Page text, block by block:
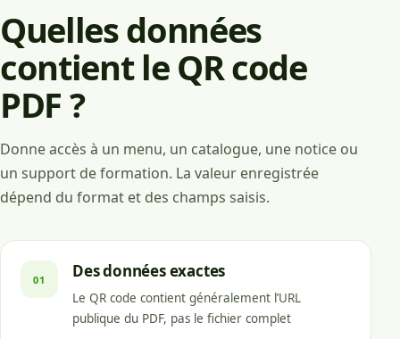
Quelles données
contient le QR code
PDF ?
Donne accès à un menu, un catalogue, une notice ou
un support de formation. La valeur enregistrée
dépend du format et des champs saisis.
01 Des données exactes
Le QR code contient généralement l’URL
publique du PDF, pas le fichier complet